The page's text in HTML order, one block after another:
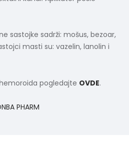
sastojke sadrži: mošus, bezoar,
masti su: vazelin, lanolin i
pogledajte OVDE.
PHARM